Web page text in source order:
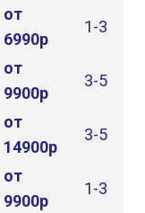
от
6990р
1-3
от
9900р
3-5
от
14900р
3-5
от
9900р
1-3